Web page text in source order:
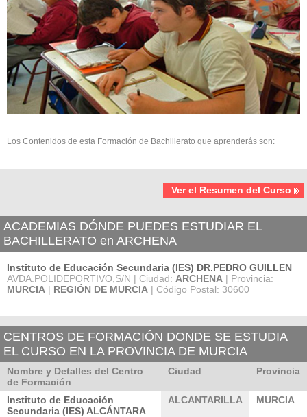
Los Contenidos de esta Formación de Bachillerato que aprenderás son:
Ver el Resumen del Curso
ACADEMIAS DÓNDE PUEDES ESTUDIAR EL
BACHILLERATO en ARCHENA
Instituto de Educación Secundaria (IES) DR.PEDRO GUILLEN
AVDA.POLIDEPORTIVO,S/N | Ciudad: ARCHENA | Provincia:
MURCIA | REGIÓN DE MURCIA | Código Postal: 30600
CENTROS DE FORMACIÓN DONDE SE ESTUDIA
EL CURSO EN LA PROVINCIA DE MURCIA
Nombre y Detalles del Centro
de Formación
Ciudad Provincia
Instituto de Educación
Secundaria (IES) ALCÁNTARA
ALCANTARILLA MURCIA